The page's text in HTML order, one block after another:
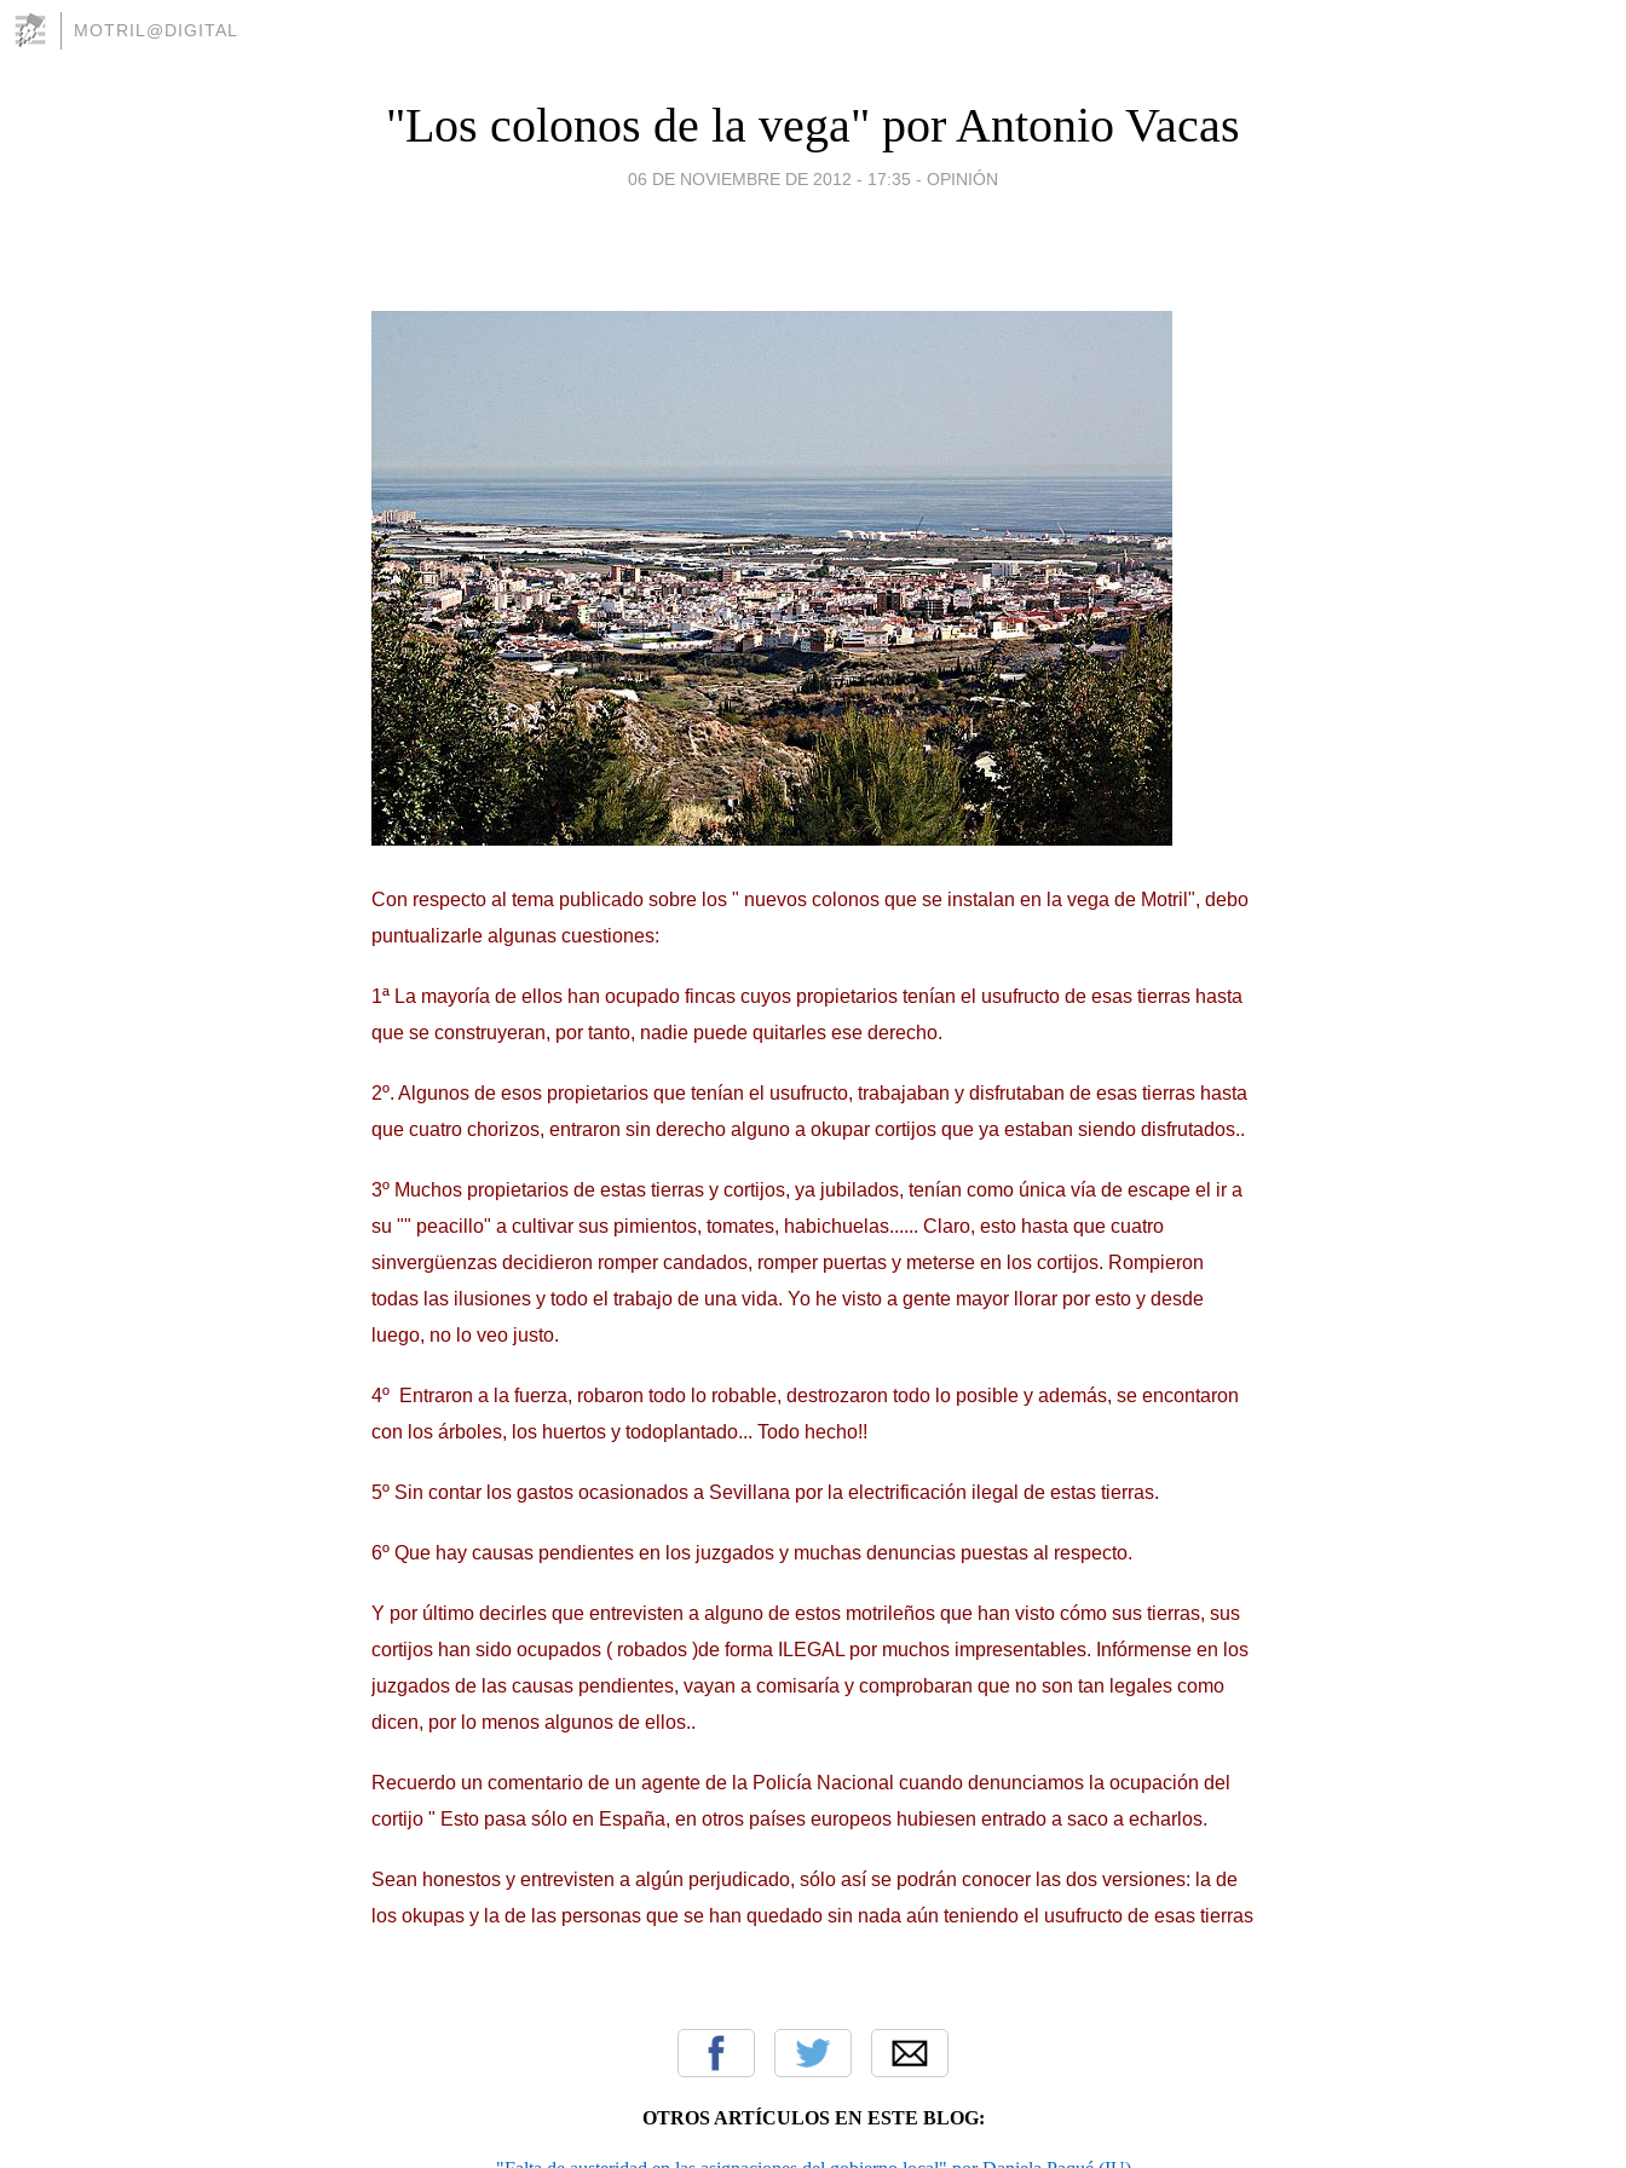
MOTRIL@DIGITAL
"Los colonos de la vega" por Antonio Vacas
06 DE NOVIEMBRE DE 2012 - 17:35 - OPINIÓN
Con respecto al tema publicado sobre los " nuevos colonos que se instalan en la vega de Motril", debo
puntualizarle algunas cuestiones:
1ª La mayoría de ellos han ocupado fincas cuyos propietarios tenían el usufructo de esas tierras hasta
que se construyeran, por tanto, nadie puede quitarles ese derecho.
2º. Algunos de esos propietarios que tenían el usufructo, trabajaban y disfrutaban de esas tierras hasta
que cuatro chorizos, entraron sin derecho alguno a okupar cortijos que ya estaban siendo disfrutados..
3º Muchos propietarios de estas tierras y cortijos, ya jubilados, tenían como única vía de escape el ir a
su "" peacillo" a cultivar sus pimientos, tomates, habichuelas...... Claro, esto hasta que cuatro
sinvergüenzas decidieron romper candados, romper puertas y meterse en los cortijos. Rompieron
todas las ilusiones y todo el trabajo de una vida. Yo he visto a gente mayor llorar por esto y desde
luego, no lo veo justo.
4º Entraron a la fuerza, robaron todo lo robable, destrozaron todo lo posible y además, se encontaron
con los árboles, los huertos y todoplantado... Todo hecho!!
5º Sin contar los gastos ocasionados a Sevillana por la electrificación ilegal de estas tierras.
6º Que hay causas pendientes en los juzgados y muchas denuncias puestas al respecto.
Y por último decirles que entrevisten a alguno de estos motrileños que han visto cómo sus tierras, sus
cortijos han sido ocupados ( robados )de forma ILEGAL por muchos impresentables. Infórmense en los
juzgados de las causas pendientes, vayan a comisaría y comprobaran que no son tan legales como
dicen, por lo menos algunos de ellos..
Recuerdo un comentario de un agente de la Policía Nacional cuando denunciamos la ocupación del
cortijo " Esto pasa sólo en España, en otros países europeos hubiesen entrado a saco a echarlos.
Sean honestos y entrevisten a algún perjudicado, sólo así se podrán conocer las dos versiones: la de
los okupas y la de las personas que se han quedado sin nada aún teniendo el usufructo de esas tierras
OTROS ARTÍCULOS EN ESTE BLOG: